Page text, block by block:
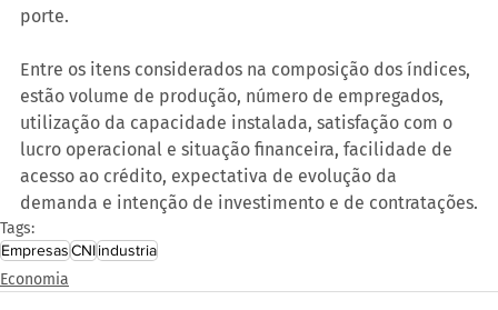
porte.
Entre os itens considerados na composição dos índices,
estão volume de produção, número de empregados,
utilização da capacidade instalada, satisfação com o
lucro operacional e situação financeira, facilidade de
acesso ao crédito, expectativa de evolução da
demanda e intenção de investimento e de contratações.
Tags:
EmpresasCNIindustria
Economia